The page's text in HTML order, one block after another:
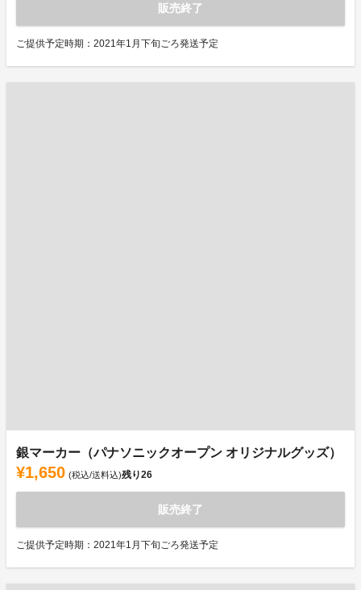
販売終了
ご提供予定時期：2021年1月下旬ごろ発送予定
銀マーカー（パナソニックオープン オリジナルグッズ）
¥1,650 (税込/送料込)残り26
販売終了
ご提供予定時期：2021年1月下旬ごろ発送予定